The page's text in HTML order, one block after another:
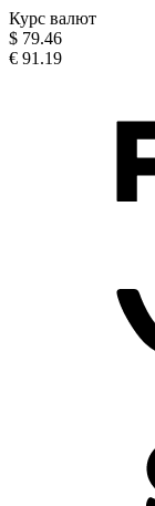
Курс валют
$ 79.46
€ 91.19